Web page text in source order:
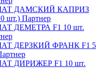
ДАМСКИЙ КАПРИЗ
шт.) Партнер
ДЕМЕТРА F1 10 шт.
ДЕРЗКИЙ ФРАНК F1 5
ДИРИЖЕР F1 10 шт.